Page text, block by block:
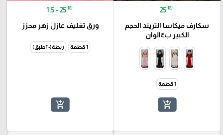
25 ₪
سكارف ميكاسا التريند الحجم
الكبير ب٤الوان
1 قطعة
add_shopping_cart
1.5 - 25 ₪
ورق تغليف عازل زهر محزز
1 قطعة ربطة(٢٠طبق)
add_shopping_cart